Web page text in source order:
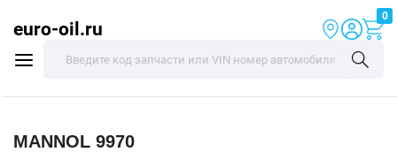
euro-oil.ru
0
MANNOL 9970